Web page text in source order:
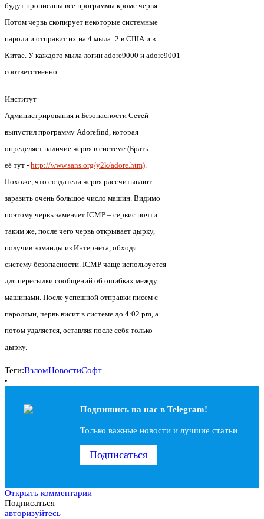
будут прописаны все программы кроме червя.
Потом червь скопирует некоторые системные
пароли и отправит их на 4 мыла: 2 в США и в
Китае. У каждого мыла логин adore9000 и adore9001
соответственно.
Институт
Администрирования и Безопасности Сетей
выпустил программу Adorefind, которая
определяет наличие червя в системе (Брать
её тут - http://www.sans.org/y2k/adore.htm)
Похоже, что создатели червя рассчитывают
заразить очень большое число машин. Видимо
поэтому червь заменяет ICMP – сервис почти
таким же, после чего червь открывает дырку,
получив команды из Интернета, обходя
систему безопасности. ICMP чаще используется
для пересылки сообщений об ошибках между
машинами. После успешной отправки писем с
паролями, червь висит в системе до 4:02 pm, а
потом удаляется, оставляя после себя только
дырку.
Теги:ВзломНовостиСофт
Подпишись на наc в Telegram!
Только важные новости и лучшие статьи
Подписаться
Открыть комментарии
Подписаться
авторизуйтесь